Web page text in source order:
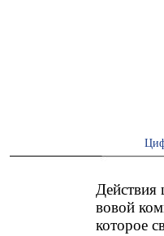
вовой
которое